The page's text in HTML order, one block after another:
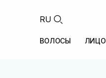
RU
ВОЛОСЫ ЛИЦО